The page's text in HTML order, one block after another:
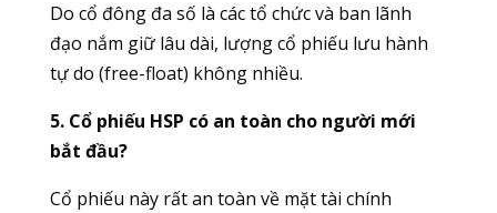
Do cổ đông đa số là các tổ chức và ban lãnh
đạo nắm giữ lâu dài, lượng cổ phiếu lưu hành
tự do (free-float) không nhiều.
5. Cổ phiếu HSP có an toàn cho người mới
bắt đầu?
Cổ phiếu này rất an toàn về mặt tài chính